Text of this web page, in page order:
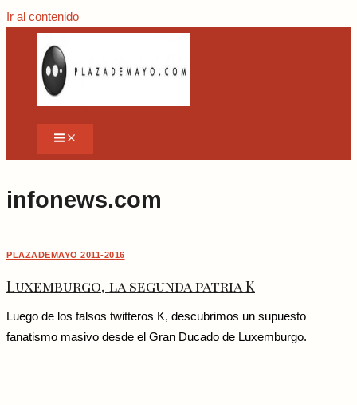
Ir al contenido
infonews.com
PLAZADEMAYO 2011-2016
Luxemburgo, la segunda patria K
Luego de los falsos twitteros K, descubrimos un supuesto
fanatismo masivo desde el Gran Ducado de Luxemburgo.